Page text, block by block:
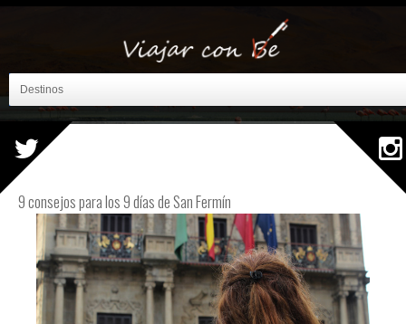
Destinos
9 consejos para los 9 días de San Fermín